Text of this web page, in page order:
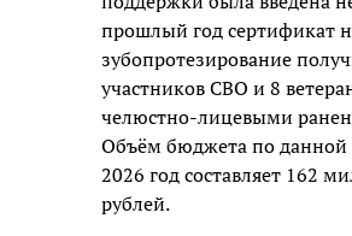
прошлый год сертификат
зубопротезирование
участников СВО и 8
челюстно-лицевыми
Объём бюджета по данной
2026 год составляет 162
рублей.